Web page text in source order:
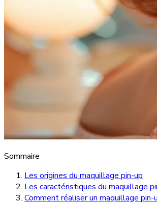
Sommaire
Les origines du maquillage pin-up
Les caractéristiques du maquillage
Comment réaliser un maquillage pin-